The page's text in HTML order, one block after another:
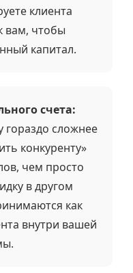
клиента
вам, чтобы
капитал.
счета:
гораздо сложнее
конкуренту»
чем просто
в другом
как
внутри вашей